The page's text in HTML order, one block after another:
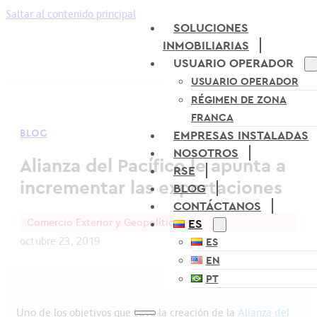
Saltar al contenido principal
SOLUCIONES
INMOBILIARIAS
USUARIO OPERADOR
USUARIO OPERADOR
RÉGIMEN DE ZONA
FRANCA
EMPRESAS INSTALADAS
NOSOTROS
RSE
BLOG
CONTÁCTANOS
ES
ES
EN
PT
BLOG
Alianza del Pacífico le apunta a
incrementar las exportaciones
Comercio Exterior y Geopolítica
octubre 23, 2019
Uno de los objetivos que tuvo la creación de la Alianza del